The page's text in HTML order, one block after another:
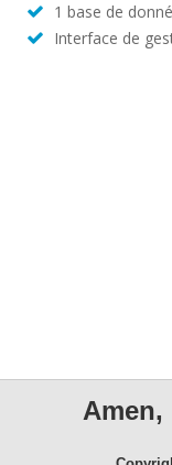
1 base de
Interface de